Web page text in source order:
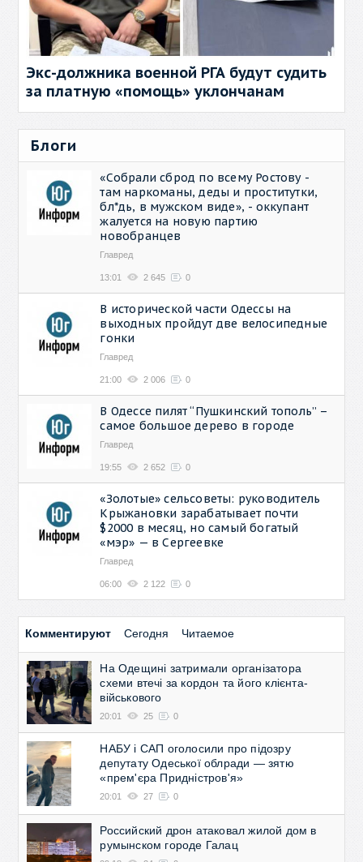
Экс-должника военной РГА будут судить
за платную «помощь» уклончанам
Блоги
«Собрали сброд по всему Ростову -
там наркоманы, деды и проститутки,
бл*дь, в мужском виде», - оккупант
жалуется на новую партию
новобранцев
Главред
13:01 2 645 0
В исторической части Одессы на
выходных пройдут две велосипедные
гонки
Главред
21:00 2 006 0
В Одессе пилят “Пушкинский тополь” –
самое большое дерево в городе
Главред
19:55 2 652 0
«Золотые» сельсоветы: руководитель
Крыжановки зарабатывает почти
$2000 в месяц, но самый богатый
«мэр» — в Сергеевке
Главред
06:00 2 122 0
Комментируют Сегодня Читаемое
На Одещині затримали організатора
схеми втечі за кордон та його клієнта-
військового
20:01 25 0
НАБУ і САП оголосили про підозру
депутату Одеської облради — зятю
«прем'єра Придністров'я»
20:01 27 0
Российский дрон атаковал жилой дом в
румынском городе Галац